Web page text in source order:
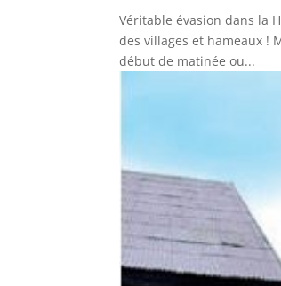
Véritable évasion dans la
des villages et hameaux !
début de matinée ou...